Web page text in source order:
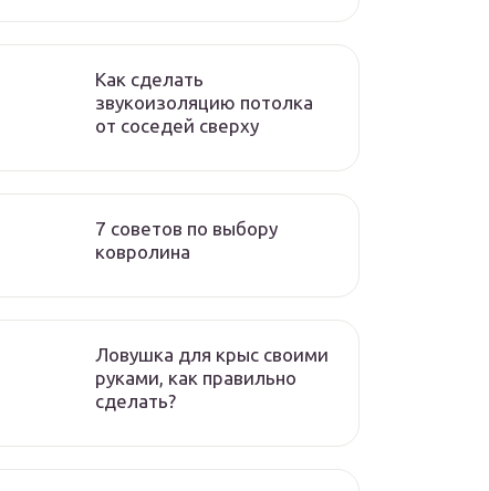
Как сделать
звукоизоляцию потолка
от соседей сверху
7 советов по выбору
ковролина
Ловушка для крыс своими
руками, как правильно
сделать?